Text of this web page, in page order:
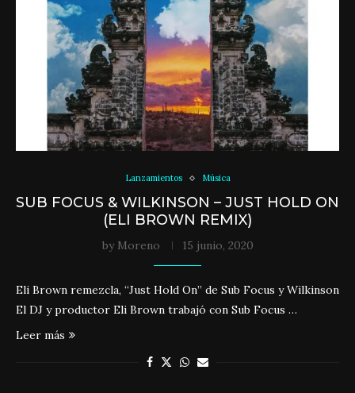
Lanzamientos Música
SUB FOCUS & WILKINSON – JUST HOLD ON
(ELI BROWN REMIX)
by Moreno 15 junio, 2020
Eli Brown remezcla, “Just Hold On” de Sub Focus y Wilkinson
El DJ y productor Eli Brown trabajó con Sub Focus …
Leer más